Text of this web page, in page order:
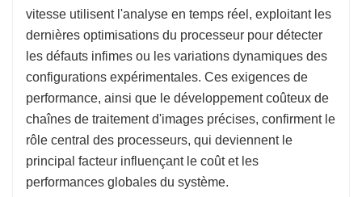
vitesse utilisent l'analyse en temps réel, exploitant les
dernières optimisations du processeur pour détecter
les défauts infimes ou les variations dynamiques des
configurations expérimentales. Ces exigences de
performance, ainsi que le développement coûteux de
chaînes de traitement d'images précises, confirment le
rôle central des processeurs, qui deviennent le
principal facteur influençant le coût et les
performances globales du système.